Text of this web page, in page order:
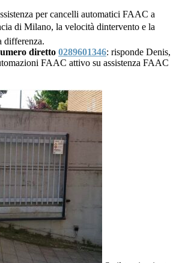
per cancelli automatici FAAC a
di Milano, la velocità dintervento e la
differenza.
diretto 0289601346: risponde Denis,
FAAC attivo su assistenza FAAC